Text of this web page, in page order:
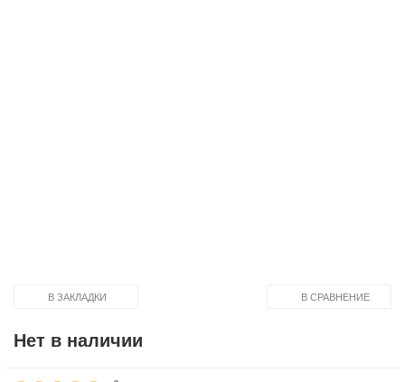
В ЗАКЛАДКИ В СРАВНЕНИЕ
Нет в наличии